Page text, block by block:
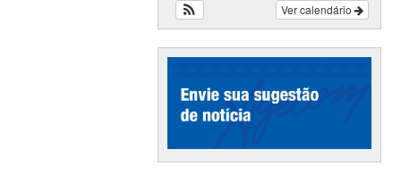
Ver calendário